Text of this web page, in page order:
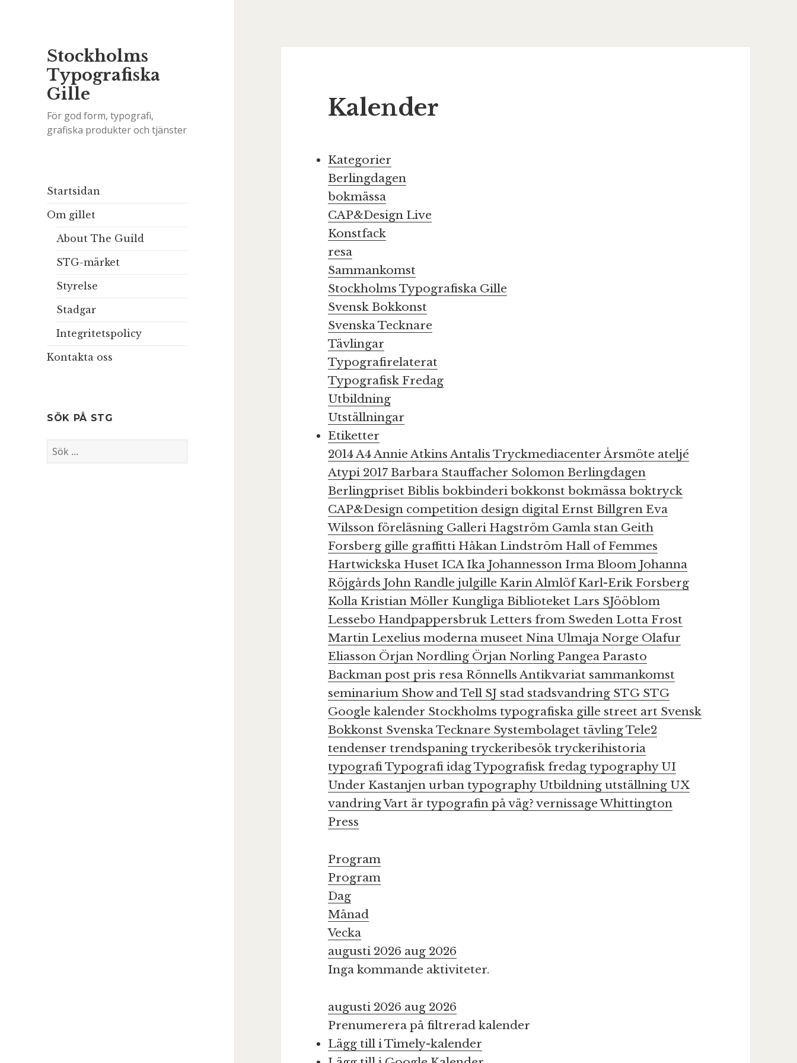
Stockholms
Typografiska
Gille
För god form, typografi,
grafiska produkter och tjänster
Startsidan
Om gillet
About The Guild
STG-märket
Styrelse
Stadgar
Integritetspolicy
Kontakta oss
SÖK PÅ STG
Sök
efter:
Kalender
Kategorier
Berlingdagen
bokmässa
CAP&Design Live
Konstfack
resa
Sammankomst
Stockholms Typografiska Gille
Svensk Bokkonst
Svenska Tecknare
Tävlingar
Typografirelaterat
Typografisk Fredag
Utbildning
Utställningar
Etiketter
2014A4Annie AtkinsAntalis TryckmediacenterÅrsmöte ateljé
Atypi 2017Barbara Stauffacher SolomonBerlingdagen
BerlingprisetBiblisbokbinderibokkonstbokmässaboktryck
CAP&Design competition design digital Ernst Billgren Eva
Wilssonföreläsning Galleri Hagström Gamla stan Geith
Forsberg gille graffitti Håkan Lindström Hall of Femmes
Hartwickska Huset ICA Ika Johannesson Irma Bloom Johanna
Röjgårds John Randlejulgille Karin AlmlöfKarl-Erik Forsberg
Kolla Kristian Möller Kungliga Biblioteket Lars SJööblom
Lessebo Handpappersbruk Letters from Sweden Lotta Frost
Martin Lexeliusmoderna museetNina UlmajaNorge Olafur
Eliasson Örjan Nordling Örjan Norling Pangea Parasto
Backmanpostpris resa Rönnells Antikvariat sammankomst
seminarium Show and Tell SJ stad stadsvandring STG STG
Google kalender Stockholms typografiska gille street art Svensk
Bokkonst Svenska Tecknare Systembolaget tävlingTele2
tendenser trendspaning tryckeribesök tryckerihistoria
typografiTypografi idagTypografisk fredag typography UI
Under Kastanjenurban typography Utbildningutställning UX
vandringVart är typografin på väg?vernissageWhittington
Press
Program
Program
Dag
Månad
Vecka
augusti 2026 aug 2026
Inga kommande aktiviteter.
augusti 2026 aug 2026
Prenumerera på filtrerad kalender
Lägg till i Timely-kalender